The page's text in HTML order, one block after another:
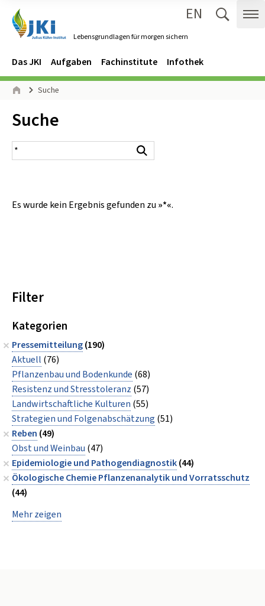
Lebensgrundlagen für morgen sichern
EN
Navigation
Hauptmenü
Das JKI Aufgaben Fachinstitute Infothek
Seitenpfad
Suche
Inhalt:
Suche
Suchergebnis
Es wurde kein Ergebnis gefunden zu »*«.
Filter
Kategorien
Pressemitteilung(190)
Aktuell (76)
Pflanzenbau und Bodenkunde (68)
Resistenz und Stresstoleranz (57)
Landwirtschaftliche Kulturen (55)
Strategien und Folgenabschätzung (51)
Reben (49)
Obst und Weinbau (47)
Epidemiologie und Pathogendiagnostik(44)
Ökologische Chemie Pflanzenanalytik und Vorratsschutz
(44)
Mehr zeigen